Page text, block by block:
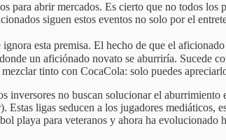
para abrir mercados. Es cierto que no todos
siguen estos eventos no solo por el
ignora esta premisa. El hecho de que el
un aficiónado novato se aburriría.
tinto con CocaCola: solo puedes
inversores no buscan solucionar el
ligas seducen a los jugadores
playa para veteranos y ahora ha